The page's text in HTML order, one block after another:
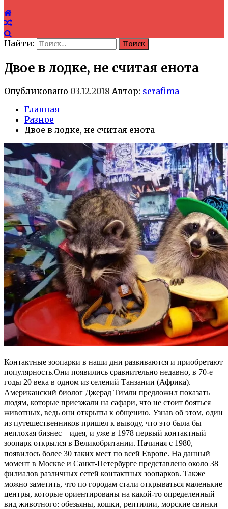
Найти:
Двое в лодке, не считая енота
Опубликовано 03.12.2018 Автор: serafima
Главная
Разное
Двое в лодке, не считая енота
Контактные зоопарки в наши дни развиваются и приобретают
популярность.Они появились сравнительно недавно, в 70-е
годы 20 века в одном из селений Танзании (Африка).
Американский биолог Джерад Тимли предложил показать
людям, которые приезжали на сафари, что не стоит бояться
животных, ведь они открыты к общению. Узнав об этом, один
из путешественников пришел к выводу, что это была бы
неплохая бизнес—идея, и уже в 1978 первый контактный
зоопарк открылся в Великобритании. Начиная с 1980,
появилось более 30 таких мест по всей Европе. На данный
момент в Москве и Санкт-Петербурге представлено около 38
филиалов различных сетей контактных зоопарков. Также
можно заметить, что по городам стали открываться маленькие
центры, которые ориентированы на какой-то определенный
вид животного: обезьяны, кошки, рептилии, морские свинки